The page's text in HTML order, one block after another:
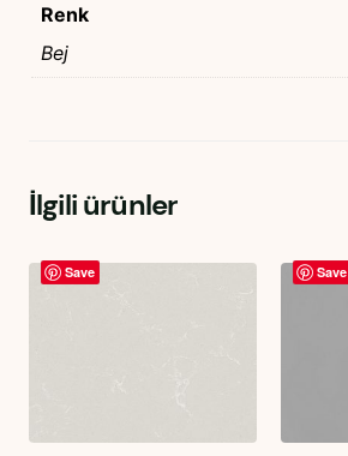
Renk
Bej
İlgili ürünler
Save Save